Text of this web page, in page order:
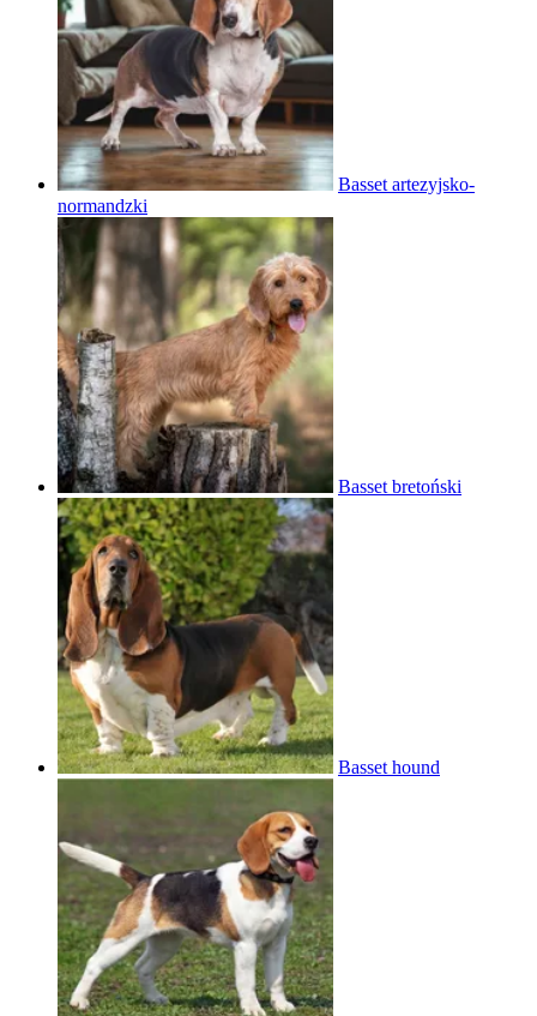
Basset artezyjsko-
normandzki
Basset bretoński
Basset hound